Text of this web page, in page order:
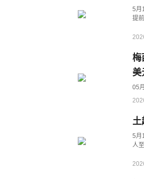
5月
提前
梅
美
05
土
5月
人至